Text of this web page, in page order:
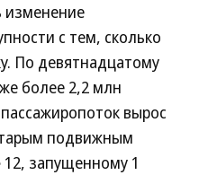
с тем, сколько
По девятнадцатому
более 2,2 млн
вырос
подвижным
запущенному 1